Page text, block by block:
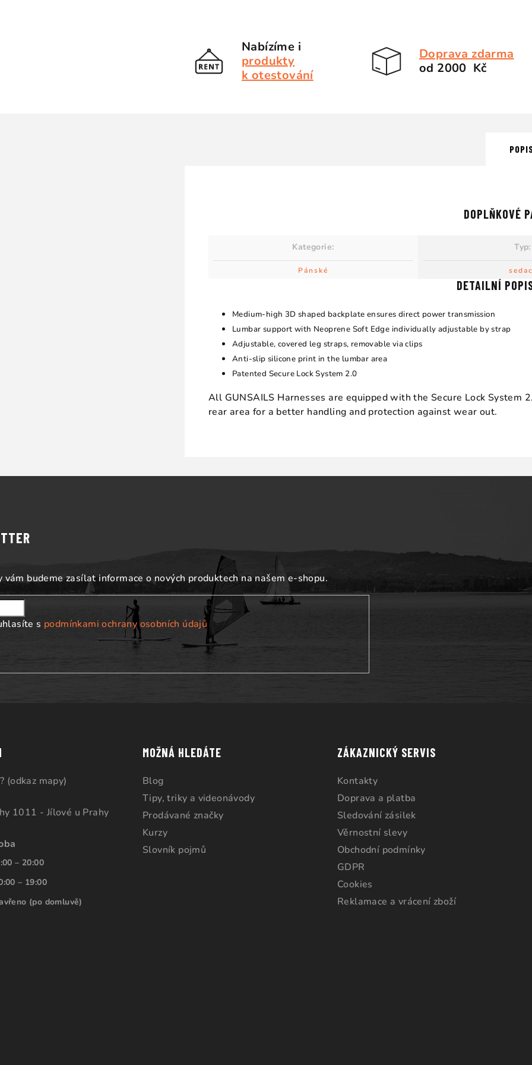
Nabízíme i
produkty
k otestování
Doprava zdarma
od 2000 Kč
DETAILNÍ
Medium-high 3D shaped backplate ensures direct power transmission
Lumbar support with Neoprene Soft Edge individually adjustable by strap
Adjustable, covered leg straps, removable via clips
Anti-slip silicone print in the lumbar area
Patented Secure Lock System 2.0
All GUNSAILS Harnesses are equipped with the Secure Lock
rear area for a better handling and protection against wear out.
DOPLŇKOVÉ
Kategorie:
Pánské
Typ:
budeme zasílat informace o nových produktech na našem e-shopu.
s podmínkami ochrany osobních údajů
(odkaz mapy)
1011 - Jílové u Prahy
– 20:00
– 19:00
(po domluvě)
MOŽNÁ HLEDÁTE
Blog
Tipy, triky a videonávody
Prodávané značky
Kurzy
Slovník pojmů
ZÁKAZNICKÝ SERVIS
Kontakty
Doprava a platba
Sledování zásilek
Věrnostní slevy
Obchodní podmínky
GDPR
Cookies
Reklamace a vrácení zboží